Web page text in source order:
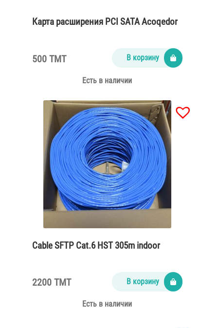
Карта расширения PCI SATA Acoqedor
500 TMT В корзину
Есть в наличии
Cable SFTP Cat.6 HST 305m indoor
2200 TMT В корзину
Есть в наличии